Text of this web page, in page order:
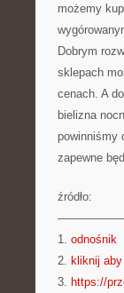
możemy
Dobrym
sklepach
cenach. A
bielizna
powinniśmy
zapewne
źródło:
1. odnośnik
2. kliknij
3. https://